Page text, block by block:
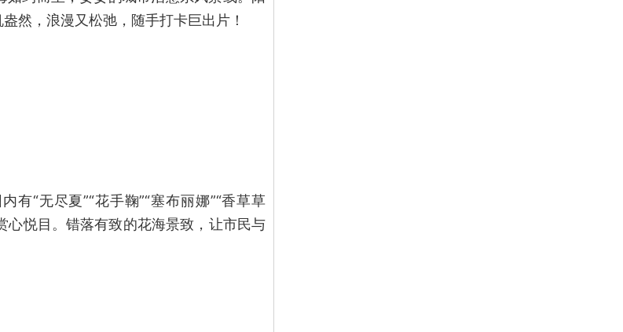
然，浪漫又松弛，随手打卡巨出片！
“无尽夏”“花手鞠”“塞布丽娜”“香草草
心悦目。错落有致的花海景致，让市民与